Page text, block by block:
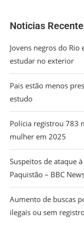
Noticias
Jovens negros do
estudar no exterior
Pais estão menos
estudo
Polícia registrou 783
mulher em 2025
Suspeitos de ataque
Paquistão – BBC
Aumento de buscas
ilegais ou sem